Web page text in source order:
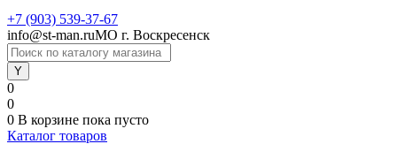
+7 (903) 539-37-67
info@st-man.ruМО г. Воскресенск
0
0
0 В корзине пока пусто
Каталог товаров